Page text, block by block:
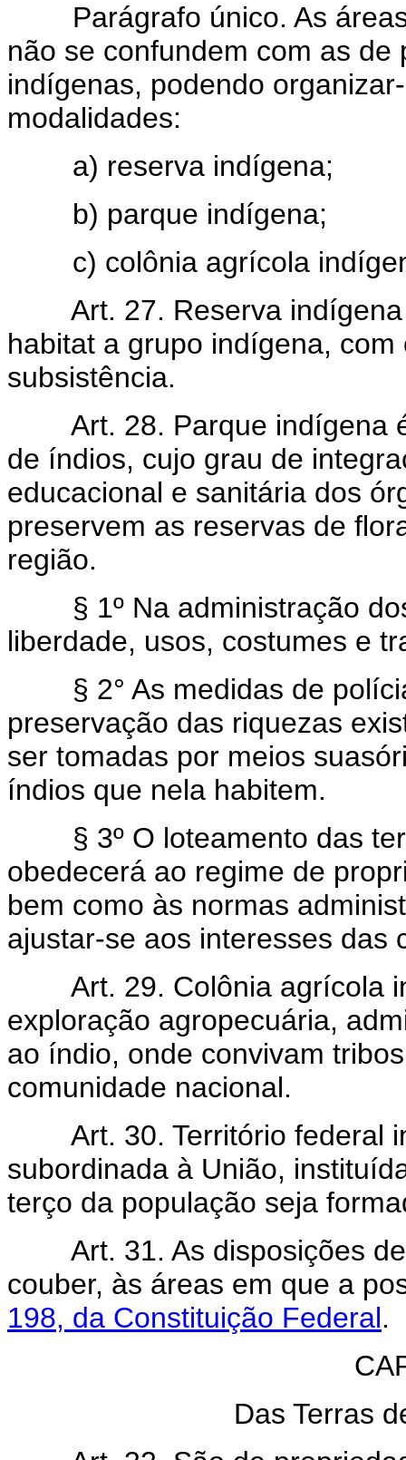
Parágrafo único. As áreas
não se confundem com as
indígenas, podendo
modalidades:
a) reserva indígena;
b) parque indígena;
c) colônia agrícola
Art. 27. Reserva
habitat a grupo indígena,
subsistência.
Art. 28. Parque indígena
de índios, cujo grau de
educacional e sanitária dos
preservem as reservas de
região.
§ 1º Na administração
liberdade, usos, costumes e
§ 2° As medidas de
preservação das riquezas
ser tomadas por meios
índios que nela habitem.
§ 3º O loteamento das
obedecerá ao regime de
bem como às normas
ajustar-se aos interesses das
Art. 29. Colônia agrícola
exploração agropecuária,
ao índio, onde convivam
comunidade nacional.
Art. 30. Território federal
subordinada à União,
terço da população seja
Art. 31. As disposições
couber, às áreas em que a
198, da Constituição Federal.
Das Terras